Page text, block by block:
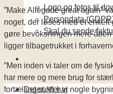
Logo og fotos til
Persondata
Skal du sende
Det støtter vi
”Make Allégade great again”
noget, der løses med et
gøre bevoksningen mere
ligger tilbagetrukket i
”Men inden vi taler om de
har mere og mere brug for
fortællinger. Vi har nogle